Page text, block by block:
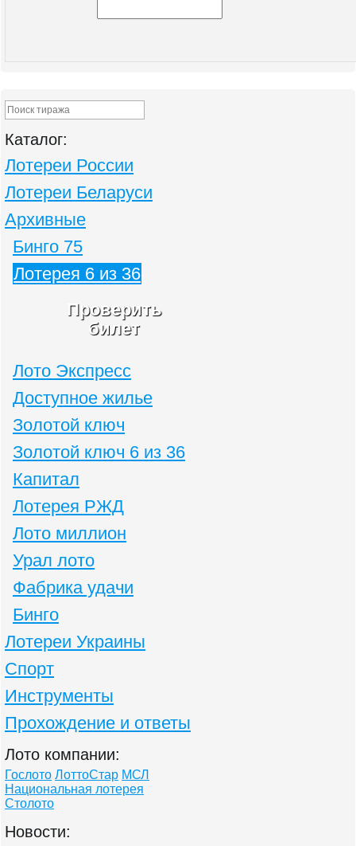
Каталог:
Лотереи России
Лотереи Беларуси
Архивные
Бинго 75
Лотерея 6 из 36
Проверить
билет
Лото Экспресс
Доступное жилье
Золотой ключ
Золотой ключ 6 из 36
Капитал
Лотерея РЖД
Лото миллион
Урал лото
Фабрика удачи
Бинго
Лотереи Украины
Спорт
Инструменты
Прохождение и ответы
Лото компании:
Гослото ЛоттоСтар МСЛ
Национальная лотерея
Столото
Новости: